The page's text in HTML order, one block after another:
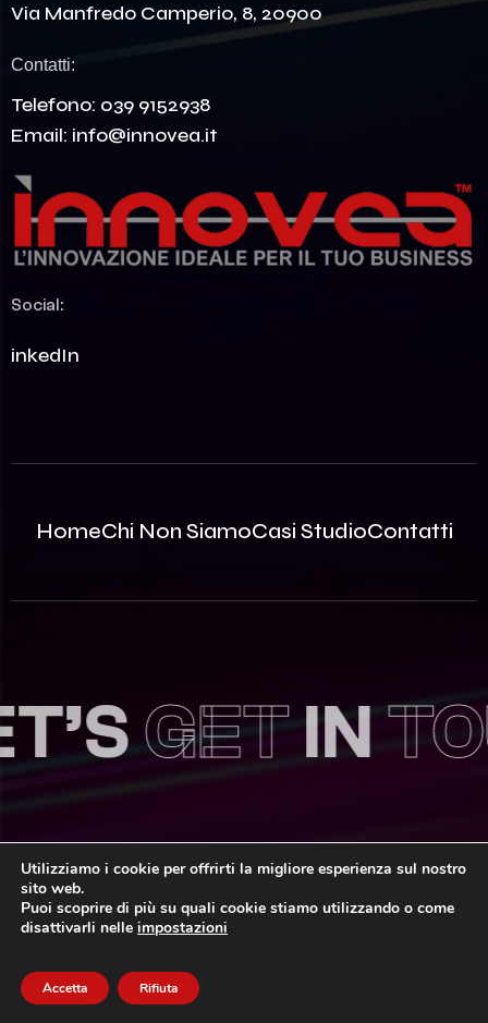
Via Manfredo Camperio, 8, 20900
Contatti:
Telefono: 039 9152938
Email: info@innovea.it
Social:
LinkedIn
HomeChi Non SiamoCasi StudioContatti
GETIN
© 2026 Innovea S.r.l. – P.Iva: 09812870963 | REA MB –
2535786 | Capitale Sociale: 100.000,00€ i.v.
Privacy Policy Area Riservata
Utilizziamo i cookie per offrirti la migliore esperienza sul nostro
sito web.
Puoi scoprire di più su quali cookie stiamo utilizzando o come
disattivarli nelle impostazioni
Accetta Rifiuta